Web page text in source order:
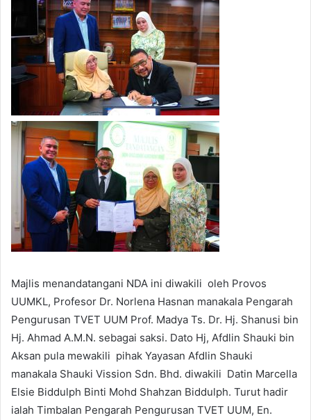
Majlis menandatangani NDA ini diwakili oleh Provos
UUMKL, Profesor Dr. Norlena Hasnan manakala Pengarah
Pengurusan TVET UUM Prof. Madya Ts. Dr. Hj. Shanusi bin
Hj. Ahmad A.M.N. sebagai saksi. Dato Hj, Afdlin Shauki bin
Aksan pula mewakili pihak Yayasan Afdlin Shauki
manakala Shauki Vission Sdn. Bhd. diwakili Datin Marcella
Elsie Biddulph Binti Mohd Shahzan Biddulph. Turut hadir
ialah Timbalan Pengarah Pengurusan TVET UUM, En.